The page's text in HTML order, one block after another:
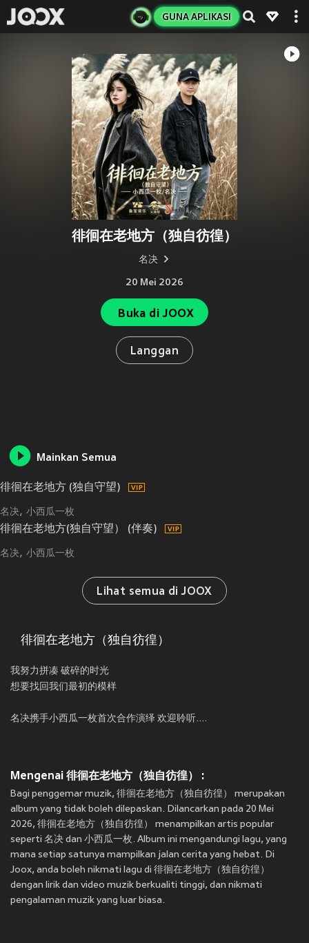
GUNA APLIKASI
徘徊在老地方（独自彷徨）
名决
20 Mei 2026
Buka di JOOX
Langgan
Mainkan Semua
徘徊在老地方 (独自守望)
名决 小西瓜一枚
徘徊在老地方(独自守望） (伴奏)
名决 小西瓜一枚
Lihat semua di JOOX
徘徊在老地方（独自彷徨）
我努力拼凑 破碎的时光
想要找回我们最初的模样
名决携手小西瓜一枚首次合作演绎 欢迎聆听....
Mengenai 徘徊在老地方（独自彷徨） :
Bagi penggemar muzik, 徘徊在老地方（独自彷徨） merupakan
album yang tidak boleh dilepaskan. Dilancarkan pada 20 Mei
2026, 徘徊在老地方（独自彷徨） menampilkan artis popular
seperti 名决 dan 小西瓜一枚. Album ini mengandungi lagu, yang
mana setiap satunya mampilkan jalan cerita yang hebat. Di
Joox, anda boleh nikmati lagu di 徘徊在老地方（独自彷徨）
dengan lirik dan video muzik berkualiti tinggi, dan nikmati
pengalaman muzik yang luar biasa.